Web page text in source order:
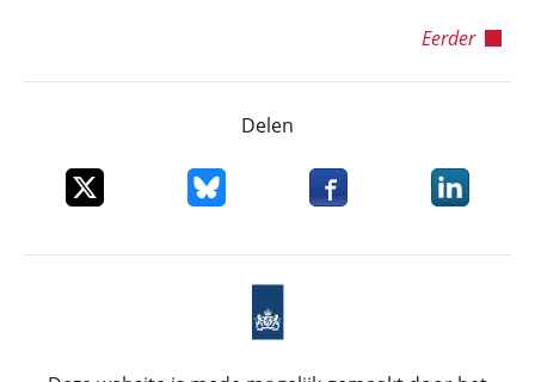
Eerder
Delen
Deel dit item op XDeel dit item op Bluesky
Deel dit item opDeel dit